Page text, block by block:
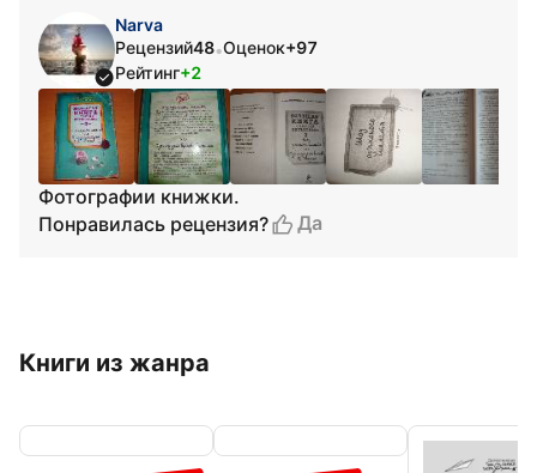
Narva
Рецензий48•Оценок+97
Рейтинг+2
Фотографии книжки.
Понравилась рецензия?
Да
Книги из жанра